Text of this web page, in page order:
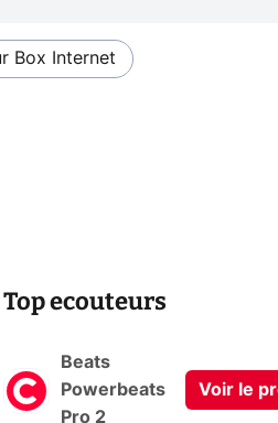
Box Internet
Top ecouteurs
Beats
Powerbeats
Pro 2
Voir le